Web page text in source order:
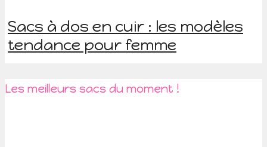
Sacs à dos en cuir : les modèles
tendance pour femme
Les meilleurs sacs du moment !